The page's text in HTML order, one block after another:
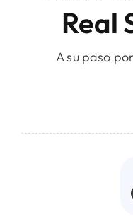
Real
A su paso